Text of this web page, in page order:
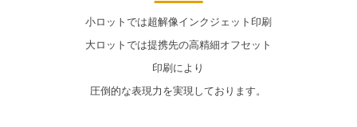
小ロットでは超解像インクジェット印刷
大ロットでは提携先の高精細オフセット
印刷により
圧倒的な表現力を実現しております。